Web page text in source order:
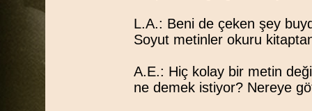
L.A.: Beni de çeken şey
Soyut metinler okuru
A.E.: Hiç kolay bir metin
ne demek istiyor? Nereye